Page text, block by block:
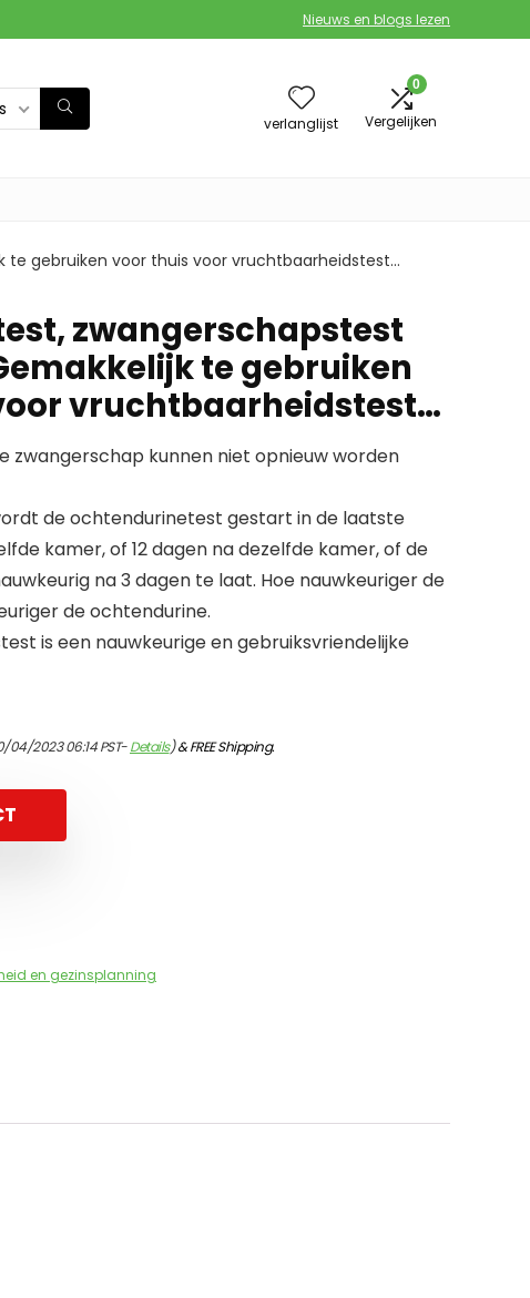
Nieuws en blogs lezen
verlanglijst
0
Vergelijken
te gebruiken voor thuis voor vruchtbaarheidstest…
zwangerschapstest
te gebruiken
vruchtbaarheidstest…
zwangerschap kunnen niet opnieuw worden
de ochtendurinetest gestart in de laatste
kamer, of 12 dagen na dezelfde kamer, of de
na 3 dagen te laat. Hoe nauwkeuriger de
de ochtendurine.
is een nauwkeurige en gebruiksvriendelijke
04/2023 06:14 PST-Details)&FREE Shipping.
en gezinsplanning